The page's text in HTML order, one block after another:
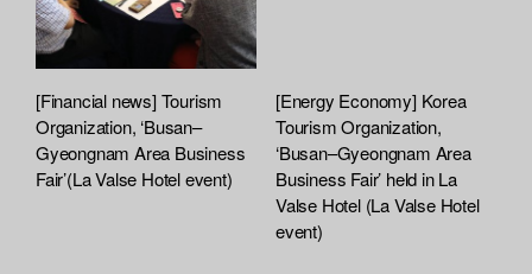
[Financial news] Tourism
Organization, ‘Busan–
Gyeongnam Area Business
Fair’(La Valse Hotel event)
[Energy Economy] Korea
Tourism Organization,
‘Busan–Gyeongnam Area
Business Fair’ held in La
Valse Hotel (La Valse Hotel
event)